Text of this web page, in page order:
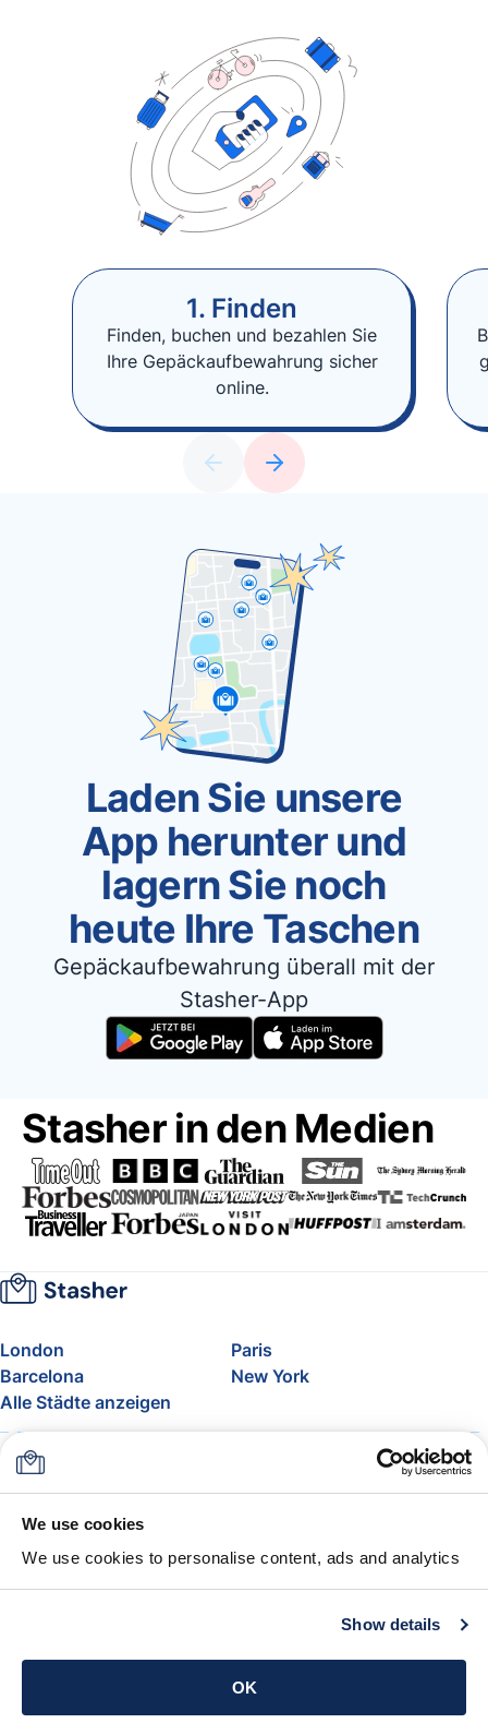
We use cookies
We use cookies to personalise content, ads and analytics
Show details
OK
1. Finden
Finden, buchen und bezahlen Sie
Ihre Gepäckaufbewahrung sicher
online.
Laden Sie unsere
App herunter und
lagern Sie noch
heute Ihre Taschen
Gepäckaufbewahrung überall mit der
Stasher-App
Stasher in den Medien
London
Paris
Barcelona
New York
Alle Städte anzeigen
Über uns
FAQ
Support
Blog
Freigepäck bei Airlines
Die Stasher-Garantie
AGB
App holen